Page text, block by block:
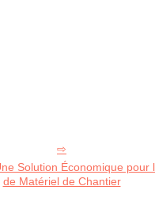
Solution Économique pour
de Matériel de Chantier